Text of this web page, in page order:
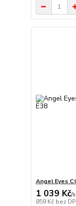
Angel Eyes
1 039 Kč/
859 Kč bez